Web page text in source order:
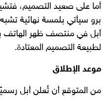
برو سيأتي بلمسة نهائية
أبل في منتصف ظهر الهاتف
لطبيعة التصميم المعتادة.
موعد الإطلاق